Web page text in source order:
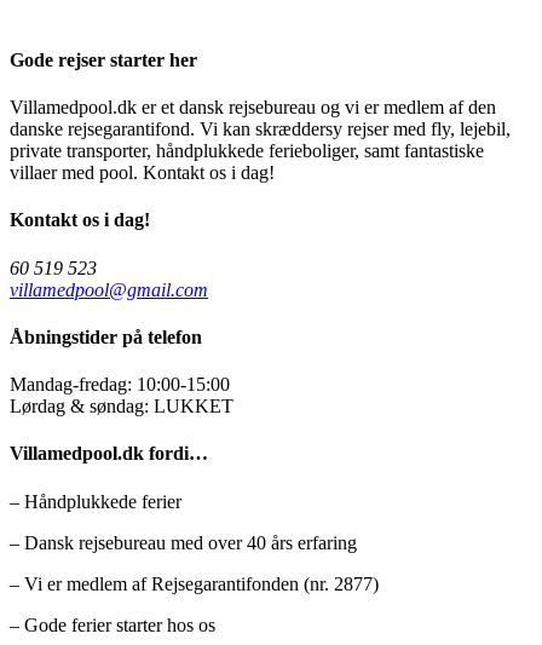
Gode rejser starter her
Villamedpool.dk er et dansk rejsebureau og vi er medlem af den
danske rejsegarantifond. Vi kan skræddersy rejser med fly, lejebil,
private transporter, håndplukkede ferieboliger, samt fantastiske
villaer med pool. Kontakt os i dag!
Kontakt os i dag!
60 519 523
villamedpool@gmail.com
Åbningstider på telefon
Mandag-fredag: 10:00-15:00
Lørdag & søndag: LUKKET
Villamedpool.dk fordi…
– Håndplukkede ferier
– Dansk rejsebureau med over 40 års erfaring
– Vi er medlem af Rejsegarantifonden (nr. 2877)
– Gode ferier starter hos os